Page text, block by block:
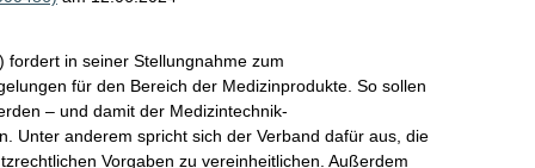
fordert in seiner Stellungnahme zum
für den Bereich der Medizinprodukte. So sollen
– und damit der Medizintechnik-
Unter anderem spricht sich der Verband dafür aus, die
Vorgaben zu vereinheitlichen. Außerdem